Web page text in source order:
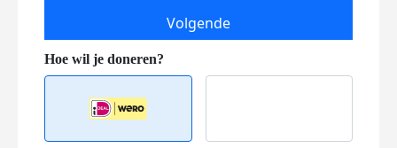
Volgende